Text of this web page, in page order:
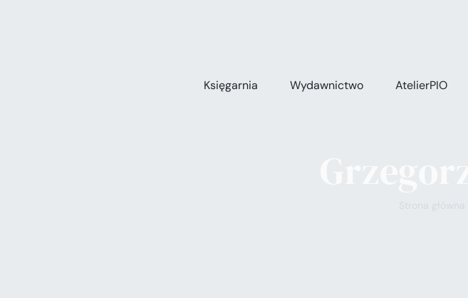
Księgarnia
Wydawnictwo AtelierPIO